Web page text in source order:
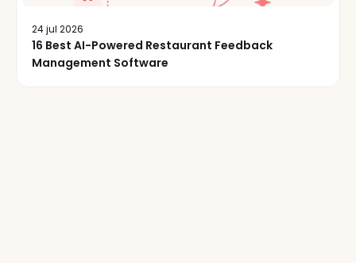
24 jul 2026
16 Best AI-Powered Restaurant Feedback
Management Software